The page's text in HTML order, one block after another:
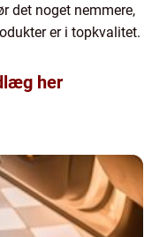
det noget nemmere,
er i topkvalitet.
her